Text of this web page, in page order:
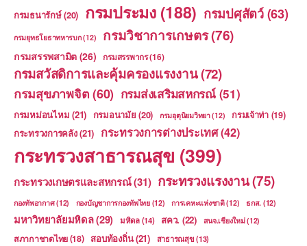
กรมธนารักษ์(20) กรมประมง(188) กรมปศุสัตว์(63)
กรมยุทธโยธาทหารบก(12) กรมวิชาการเกษตร(76)
กรมสรรพสามิต (26) กรมสรรพากร(16)
กรมสวัสดิการและคุ้มครองแรงงาน(72)
กรมสุขภาพจิต(60) กรมส่งเสริมสหกรณ์(51)
กรมหม่อนไหม (21) กรมอนามัย (20) กรมอุตุนิยมวิทยา(12) กรมเจ้าท่า(19)
กระทรวงการคลัง(21) กระทรวงการต่างประเทศ(42)
กระทรวงสาธารณสุข (399)
กระทรวงเกษตรและสหกรณ์(31) กระทรวงแรงงาน(75)
กองทัพอากาศ(12) กองบัญชาการกองทัพไทย(12) การเคหะแห่งชาติ(12) ธกส. (12)
มหาวิทยาลัยมหิดล(29) มหิดล(14) สคว. (22) สนจ.เชียงใหม่(12)
สภากาชาดไทย(18) สอบท้องถิ่น(21) สาธารณสุข (13)